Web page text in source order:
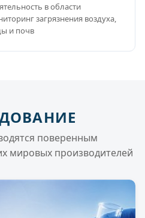
в области
загрязнения воздуха,
и почв
поверенным
мировых производителей